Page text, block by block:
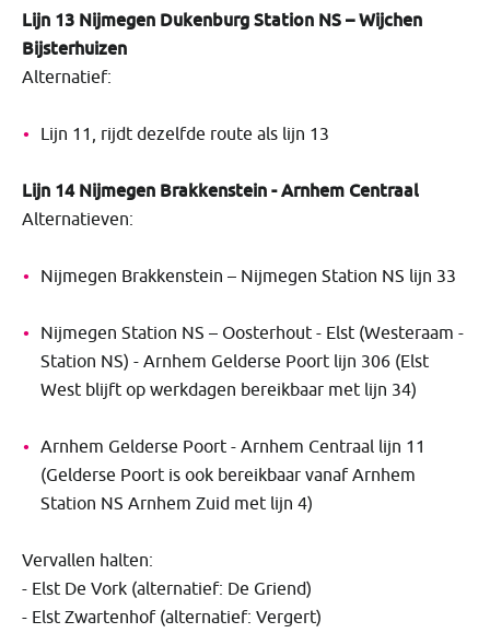
Lijn 13 Nijmegen Dukenburg Station NS – Wijchen
Bijsterhuizen
Alternatief:
Lijn 11, rijdt dezelfde route als lijn 13
Lijn 14 Nijmegen Brakkenstein - Arnhem Centraal
Alternatieven:
Nijmegen Brakkenstein – Nijmegen Station NS lijn 33
Nijmegen Station NS – Oosterhout - Elst (Westeraam -
Station NS) - Arnhem Gelderse Poort lijn 306 (Elst
West blijft op werkdagen bereikbaar met lijn 34)
Arnhem Gelderse Poort - Arnhem Centraal lijn 11
(Gelderse Poort is ook bereikbaar vanaf Arnhem
Station NS Arnhem Zuid met lijn 4)
Vervallen halten:
- Elst De Vork (alternatief: De Griend)
- Elst Zwartenhof (alternatief: Vergert)